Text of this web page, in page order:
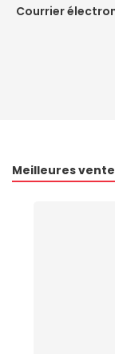
Courrier
Meilleures